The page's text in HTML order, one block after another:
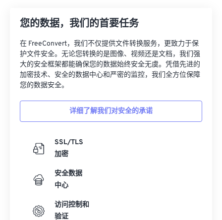
您的数据，我们的首要任务
在 FreeConvert，我们不仅提供文件转换服务，更致力于保
护文件安全。无论您转换的是图像、视频还是文档，我们强
大的安全框架都能确保您的数据始终安全无虞。凭借先进的
加密技术、安全的数据中心和严密的监控，我们全方位保障
您的数据安全。
详细了解我们对安全的承诺
SSL/TLS
加密
安全数据
中心
访问控制和
验证